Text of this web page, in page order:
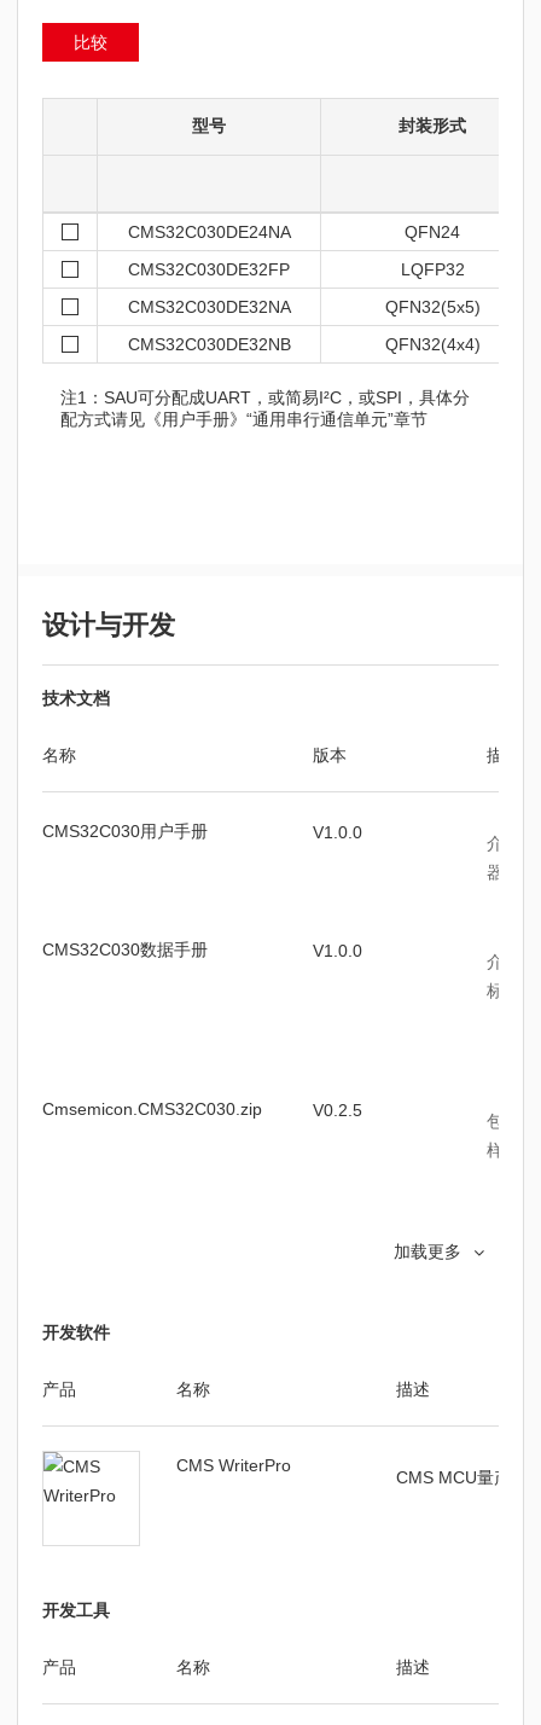
比较
型号 封装形式
CMS32C030DE24NA
QFN24
CMS32C030DE32FP
LQFP32
CMS32C030DE32NA
QFN32(5x5)
CMS32C030DE32NB
QFN32(4x4)
注1：SAU可分配成UART，或简易I²C，或SPI，具体分
配方式请见《用户手册》“通用串行通信单元”章节
设计与开发
技术文档
名称 版本 描述
CMS32C030用户手册 V1.0.0
介绍
器、
CMS32C030数据手册 V1.0.0
介绍
标、
Cmsemicon.CMS32C030.zip V0.2.5
包含
样例程
加载更多
开发软件
产品 名称 描述
CMS WriterPro
CMS MCU量产烧
开发工具
产品 名称 描述